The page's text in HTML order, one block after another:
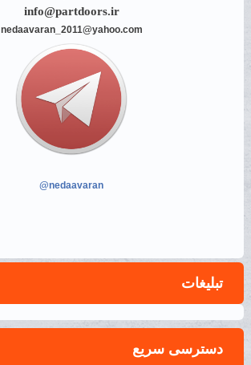
info@partdoors.ir
nedaavaran_2011@yahoo.com
@nedaavaran
تبلیغات
دسترسی سریع